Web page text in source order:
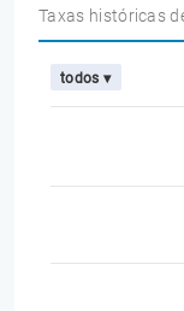
Taxas históricas
todos ▾